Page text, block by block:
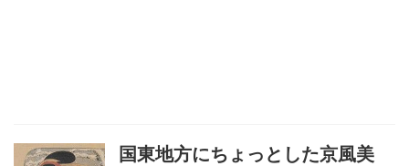
国東地方にちょっとした京風美